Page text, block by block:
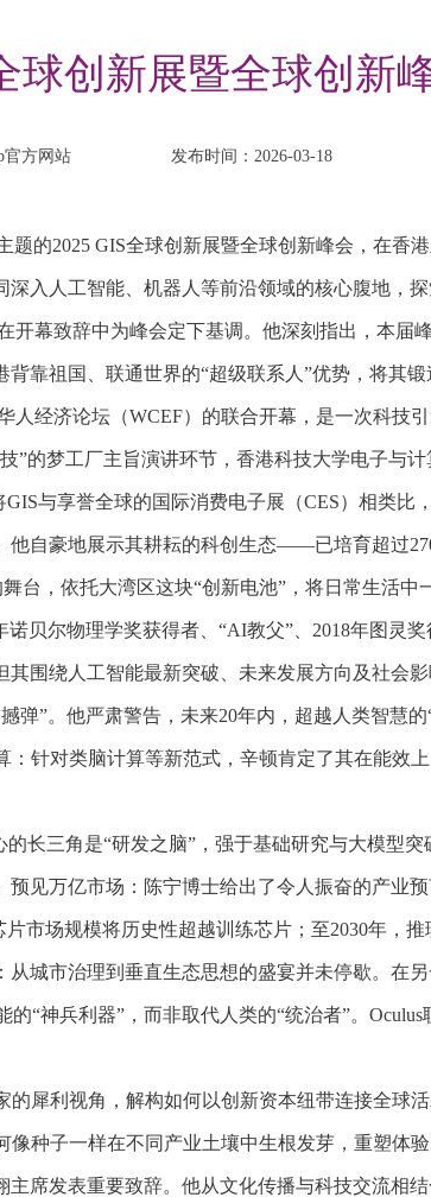
球创新展暨全球创新
官方网站 发布时间：2026-03-18
的2025 GIS全球创新展暨全球创新峰会，在香
入人工智能、机器人等前沿领域的核心腹地，探
幕致辞中为峰会定下基调。他深刻指出，本届
靠祖国、联通世界的“超级联系人”优势，将其
经济论坛（WCEF）的联合开幕，是一次科技
的梦工厂主旨演讲环节，香港科技大学电子与
与享誉全球的国际消费电子展（CES）相类
自豪地展示其耕耘的科创生态——已培育超过
，依托大湾区这块“创新电池”，将日常生活中
贝尔物理学奖获得者、“AI教父”、2018年图灵
围绕人工智能最新突破、未来发展方向及社会
”。他严肃警告，未来20年内，超越人类智慧
针对类脑计算等新范式，辛顿肯定了其在能效
长三角是“研发之脑”，强于基础研究与大模型
见万亿市场：陈宁博士给出了令人振奋的产业
市场规模将历史性超越训练芯片；至2030年，
城市治理到垂直生态思想的盛宴并未停歇。在
神兵利器”，而非取代人类的“统治者”。Oculus
犀利视角，解构如何以创新资本纽带连接全球
种子一样在不同产业土壤中生根发芽，重塑体验
席发表重要致辞。他从文化传播与科技交流相